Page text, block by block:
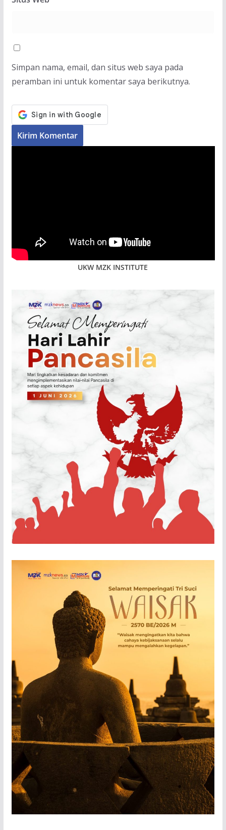
Simpan nama, email, dan situs web saya pada
peramban ini untuk komentar saya berikutnya.
UKW MZK INSTITUTE